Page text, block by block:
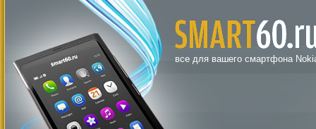
все для вашего смартфона